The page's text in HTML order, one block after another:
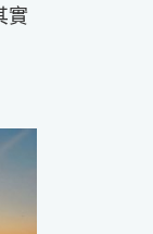
實